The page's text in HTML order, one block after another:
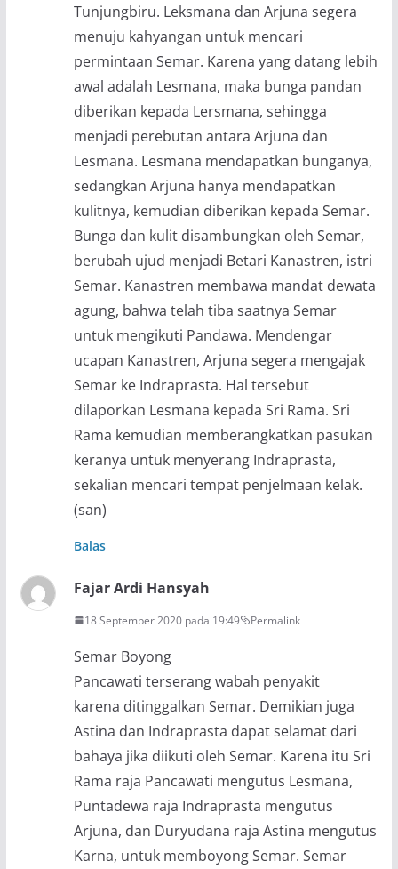
Tunjungbiru. Leksmana dan Arjuna segera
menuju kahyangan untuk mencari
permintaan Semar. Karena yang datang lebih
awal adalah Lesmana, maka bunga pandan
diberikan kepada Lersmana, sehingga
menjadi perebutan antara Arjuna dan
Lesmana. Lesmana mendapatkan bunganya,
sedangkan Arjuna hanya mendapatkan
kulitnya, kemudian diberikan kepada Semar.
Bunga dan kulit disambungkan oleh Semar,
berubah ujud menjadi Betari Kanastren, istri
Semar. Kanastren membawa mandat dewata
agung, bahwa telah tiba saatnya Semar
untuk mengikuti Pandawa. Mendengar
ucapan Kanastren, Arjuna segera mengajak
Semar ke Indraprasta. Hal tersebut
dilaporkan Lesmana kepada Sri Rama. Sri
Rama kemudian memberangkatkan pasukan
keranya untuk menyerang Indraprasta,
sekalian mencari tempat penjelmaan kelak.
(san)
Balas
Fajar Ardi Hansyah
18 September 2020 pada 19:49 Permalink
Semar Boyong
Pancawati terserang wabah penyakit
karena ditinggalkan Semar. Demikian juga
Astina dan Indraprasta dapat selamat dari
bahaya jika diikuti oleh Semar. Karena itu Sri
Rama raja Pancawati mengutus Lesmana,
Puntadewa raja Indraprasta mengutus
Arjuna, dan Duryudana raja Astina mengutus
Karna, untuk memboyong Semar. Semar